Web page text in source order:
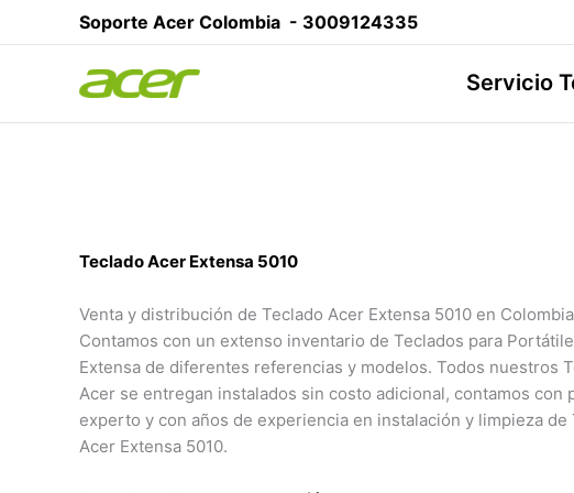
Soporte Acer Colombia - 3009124335
Servicio
Teclado Acer Extensa 5010
Venta y distribución de Teclado Acer Extensa 5010 en
Contamos con un extenso inventario de Teclados para
Extensa de diferentes referencias y modelos. Todos nuestros
Acer se entregan instalados sin costo adicional, contamos con
experto y con años de experiencia en instalación y limpieza de
Acer Extensa 5010.